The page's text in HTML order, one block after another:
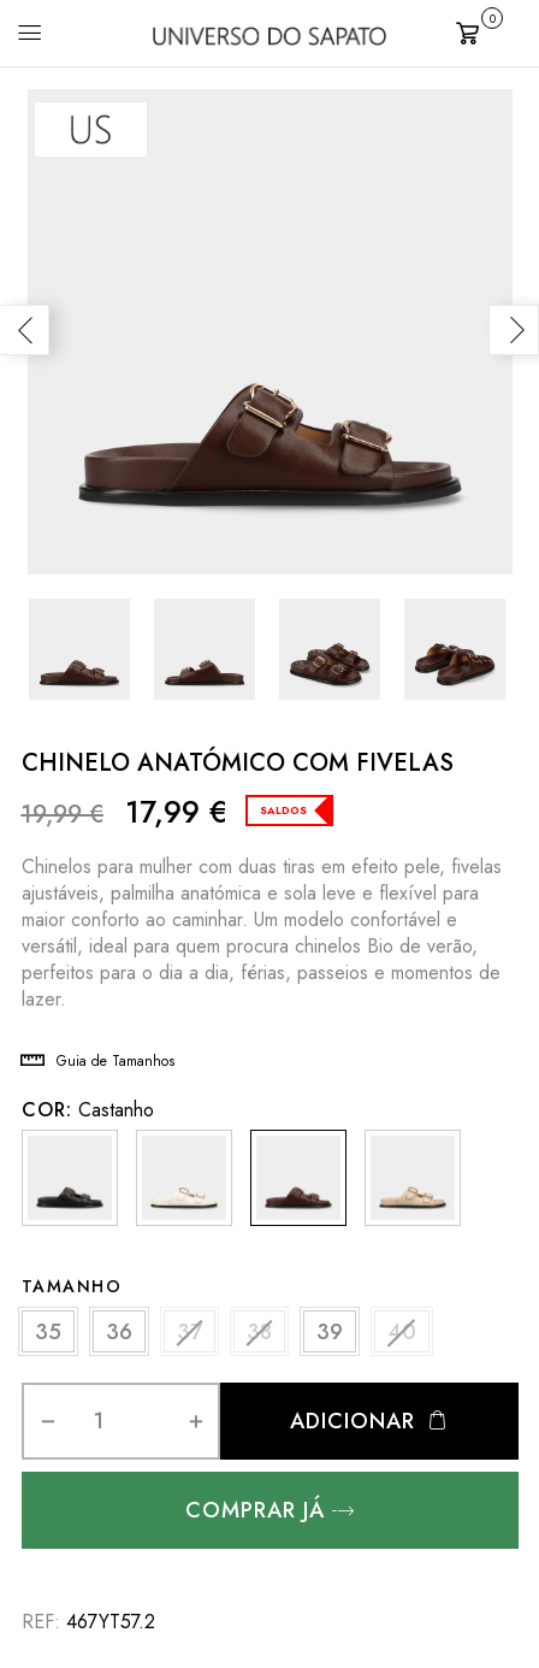
Carrinho
0
CHINELO ANATÓMICO COM FIVELAS
19,99€ 17,99 € SALDOS
Chinelos para mulher com duas tiras em efeito pele, fivelas
ajustáveis, palmilha anatómica e sola leve e flexível para
maior conforto ao caminhar. Um modelo confortável e
versátil, ideal para quem procura chinelos Bio de verão,
perfeitos para o dia a dia, férias, passeios e momentos de
lazer.
Guia de Tamanhos
COR: Castanho
TAMANHO
35 36 37 38 39 40
ADICIONAR
COMPRAR JÁ
REF: 467YT57.2